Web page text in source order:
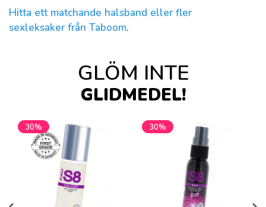
Hitta ett matchande halsband eller fler
sexleksaker från Taboom.
GLÖM INTE
GLIDMEDEL!
30% 30%